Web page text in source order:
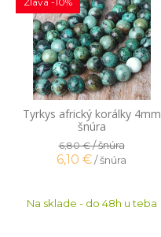
Tyrkys africký korálky 4mm
šnúra
6,80 €/ šnúra
6,10 €/ šnúra
Na sklade - do 48h u teba